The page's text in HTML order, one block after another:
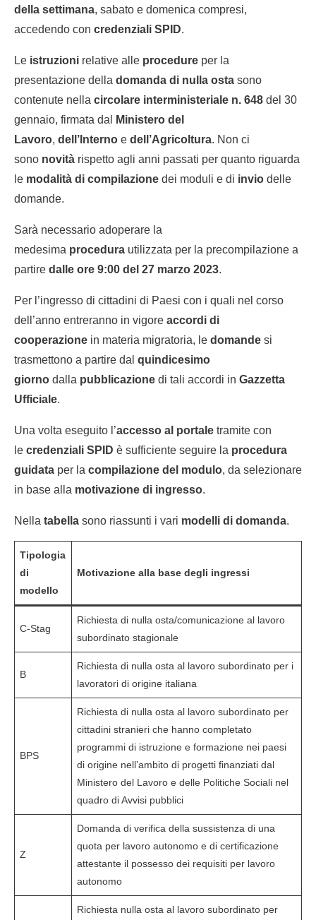
della settimana, sabato e domenica compresi,
accedendo con credenziali SPID.
Le istruzioni relative alle procedure per la
presentazione della domanda di nulla osta sono
contenute nella circolare interministeriale n. 648 del 30
gennaio, firmata dal
Ministero del
Lavoro, dell’Interno e dell’Agricoltura. Non ci
sono novità rispetto agli anni passati per quanto riguarda
le modalità di compilazione dei moduli e di invio delle
domande.
Sarà necessario adoperare la
medesima procedura utilizzata per la precompilazione a
partire dalle ore 9:00 del 27 marzo 2023.
Per l’ingresso di cittadini di Paesi con i quali nel corso
dell’anno entreranno in vigore accordi di
cooperazione in materia migratoria, le domande si
trasmettono a partire dal quindicesimo
giorno dalla pubblicazione di tali accordi in Gazzetta
Ufficiale.
Una volta eseguito l’accesso al portale tramite con
le credenziali SPID è sufficiente seguire la procedura
guidata per la compilazione del modulo, da selezionare
in base alla motivazione di ingresso.
Nella tabella sono riassunti i vari modelli di domanda.
Tipologia
di
modello
Motivazione alla base degli ingressi
C-Stag
Richiesta di nulla osta/comunicazione al lavoro
subordinato stagionale
B
Richiesta di nulla osta al lavoro subordinato per i
lavoratori di origine italiana
BPS
Richiesta di nulla osta al lavoro subordinato per
cittadini stranieri che hanno completato
programmi di istruzione e formazione nei paesi
di origine nell’ambito di progetti finanziati dal
Ministero del Lavoro e delle Politiche Sociali nel
quadro di Avvisi pubblici
Z
Domanda di verifica della sussistenza di una
quota per lavoro autonomo e di certificazione
attestante il possesso dei requisiti per lavoro
autonomo
Richiesta nulla osta al lavoro subordinato per